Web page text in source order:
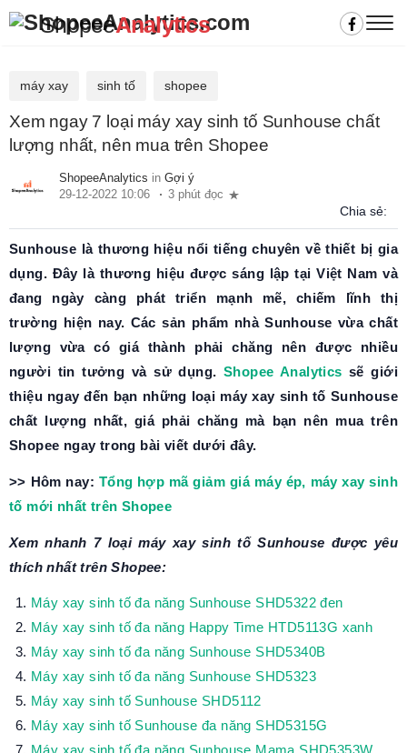
ShopeeAnalytics
máy xay sinh tố shopee
Xem ngay 7 loại máy xay sinh tố Sunhouse chất
lượng nhất, nên mua trên Shopee
ShopeeAnalytics in Gợi ý
29-12-2022 10:06
3 phút đọc
Chia sẻ:
Sunhouse là thương hiệu nổi tiếng chuyên về thiết bị gia
dụng. Đây là thương hiệu được sáng lập tại Việt Nam và
đang ngày càng phát triển mạnh mẽ, chiếm lĩnh thị
trường hiện nay. Các sản phẩm nhà Sunhouse vừa chất
lượng vừa có giá thành phải chăng nên được nhiều
người tin tưởng và sử dụng. Shopee Analytics sẽ giới
thiệu ngay đến bạn những loại máy xay sinh tố Sunhouse
chất lượng nhất, giá phải chăng mà bạn nên mua trên
Shopee ngay trong bài viết dưới đây.
>> Hôm nay: Tổng hợp mã giảm giá máy ép, máy xay sinh
tố mới nhất trên Shopee
Xem nhanh 7 loại máy xay sinh tố Sunhouse được yêu
thích nhất trên Shopee:
Máy xay sinh tố đa năng Sunhouse SHD5322 đen
Máy xay sinh tố đa năng Happy Time HTD5113G xanh
Máy xay sinh tố đa năng Sunhouse SHD5340B
Máy xay sinh tố đa năng Sunhouse SHD5323
Máy xay sinh tố Sunhouse SHD5112
Máy xay sinh tố Sunhouse đa năng SHD5315G